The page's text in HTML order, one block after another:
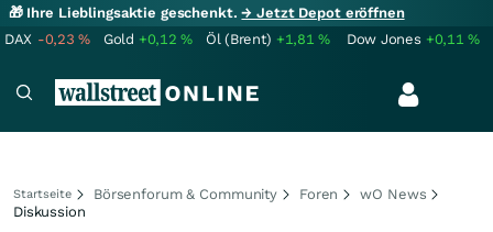
🎁 Ihre Lieblingsaktie geschenkt.→ Jetzt Depot eröffnen
DAX -0,23% Gold +0,12% Öl (Brent) +1,81% Dow Jones +0,11%
Startseite Börsenforum & Community Foren
wO News
Diskussion